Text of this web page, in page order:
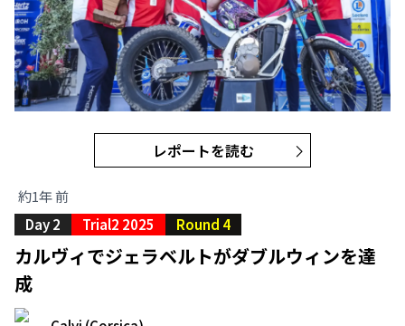
レポートを読む
約1年 前
Day 2
Trial2 2025 Round 4
カルヴィでジェラベルトがダブルウィンを達
成